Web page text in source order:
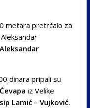
metara pretrčalo za
Aleksandar
dinara pripali su
iz Velike
Lamić – Vujković.